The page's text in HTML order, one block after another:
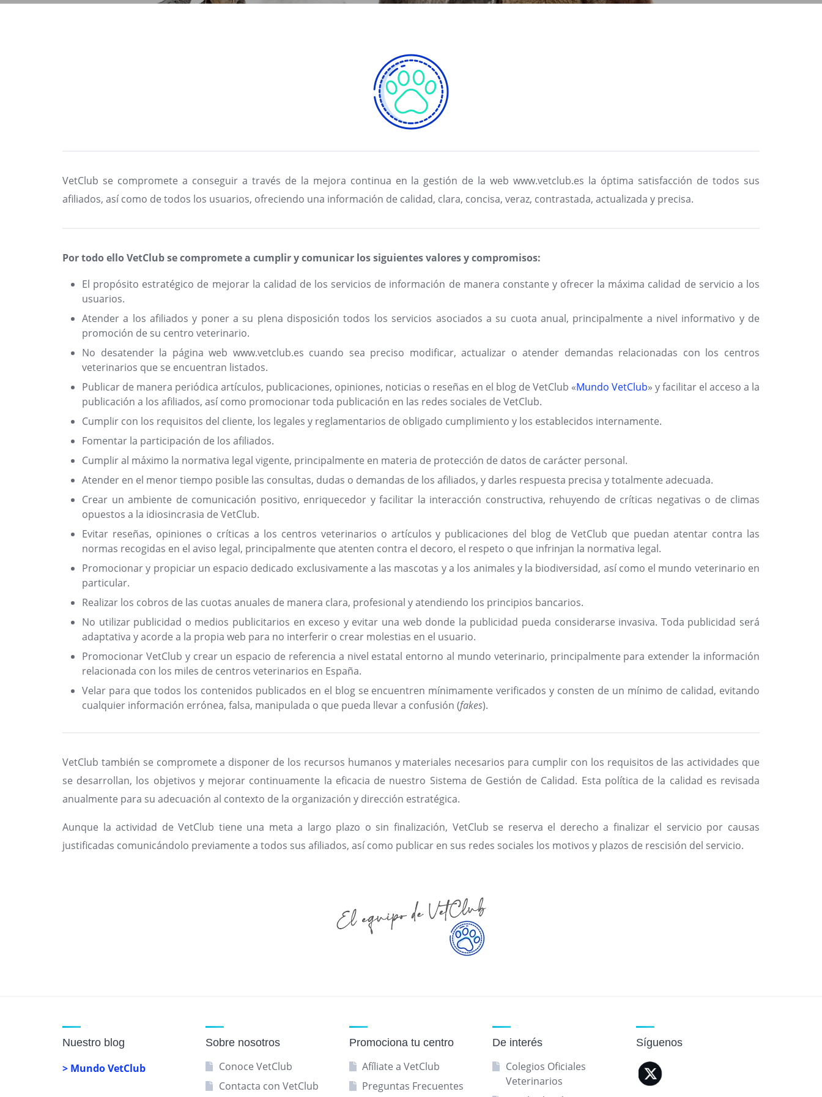
VetClub se compromete a conseguir a través de la mejora continua en la gestión de la web www.vetclub.es la óptima satisfacción de todos sus
afiliados, así como de todos los usuarios, ofreciendo una información de calidad, clara, concisa, veraz, contrastada, actualizada y precisa.
Por todo ello VetClub se compromete a cumplir y comunicar los siguientes valores y compromisos:
El propósito estratégico de mejorar la calidad de los servicios de información de manera constante y ofrecer la máxima calidad de servicio a los
usuarios.
Atender a los afiliados y poner a su plena disposición todos los servicios asociados a su cuota anual, principalmente a nivel informativo y de
promoción de su centro veterinario.
No desatender la página web www.vetclub.es cuando sea preciso modificar, actualizar o atender demandas relacionadas con los centros
veterinarios que se encuentran listados.
Publicar de manera periódica artículos, publicaciones, opiniones, noticias o reseñas en el blog de VetClub «Mundo VetClub» y facilitar el acceso a la
publicación a los afiliados, así como promocionar toda publicación en las redes sociales de VetClub.
Cumplir con los requisitos del cliente, los legales y reglamentarios de obligado cumplimiento y los establecidos internamente.
Fomentar la participación de los afiliados.
Cumplir al máximo la normativa legal vigente, principalmente en materia de protección de datos de carácter personal.
Atender en el menor tiempo posible las consultas, dudas o demandas de los afiliados, y darles respuesta precisa y totalmente adecuada.
Crear un ambiente de comunicación positivo, enriquecedor y facilitar la interacción constructiva, rehuyendo de críticas negativas o de climas
opuestos a la idiosincrasia de VetClub.
Evitar reseñas, opiniones o críticas a los centros veterinarios o artículos y publicaciones del blog de VetClub que puedan atentar contra las
normas recogidas en el aviso legal, principalmente que atenten contra el decoro, el respeto o que infrinjan la normativa legal.
Promocionar y propiciar un espacio dedicado exclusivamente a las mascotas y a los animales y la biodiversidad, así como el mundo veterinario en
particular.
Realizar los cobros de las cuotas anuales de manera clara, profesional y atendiendo los principios bancarios.
No utilizar publicidad o medios publicitarios en exceso y evitar una web donde la publicidad pueda considerarse invasiva. Toda publicidad será
adaptativa y acorde a la propia web para no interferir o crear molestias en el usuario.
Promocionar VetClub y crear un espacio de referencia a nivel estatal entorno al mundo veterinario, principalmente para extender la información
relacionada con los miles de centros veterinarios en España.
Velar para que todos los contenidos publicados en el blog se encuentren mínimamente verificados y consten de un mínimo de calidad, evitando
cualquier información errónea, falsa, manipulada o que pueda llevar a confusión (fakes).
VetClub también se compromete a disponer de los recursos humanos y materiales necesarios para cumplir con los requisitos de las actividades que
se desarrollan, los objetivos y mejorar continuamente la eficacia de nuestro Sistema de Gestión de Calidad. Esta política de la calidad es revisada
anualmente para su adecuación al contexto de la organización y dirección estratégica.
Aunque la actividad de VetClub tiene una meta a largo plazo o sin finalización, VetClub se reserva el derecho a finalizar el servicio por causas
justificadas comunicándolo previamente a todos sus afiliados, así como publicar en sus redes sociales los motivos y plazos de rescisión del servicio.
Nuestro blog
> Mundo VetClub
Sobre nosotros
Conoce VetClub
Contacta con VetClub
Promociona tu centro
Afíliate a VetClub
Preguntas Frecuentes
De interés
Colegios Oficiales
Veterinarios
Síguenos